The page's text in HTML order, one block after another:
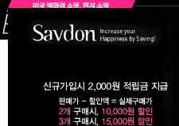
여성속옷 섹시란제리